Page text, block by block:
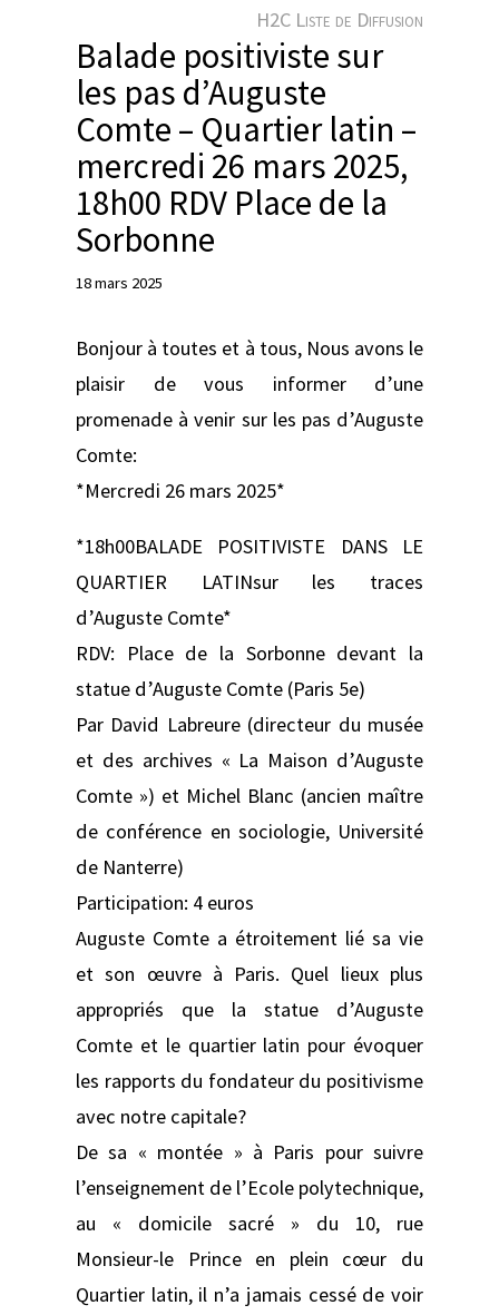
H2C Liste de Diffusion
Balade positiviste sur
les pas d’Auguste
Comte – Quartier latin –
mercredi 26 mars 2025,
18h00 RDV Place de la
Sorbonne
18 mars 2025
Bonjour à toutes et à tous, Nous avons le
plaisir de vous informer d’une
promenade à venir sur les pas d’Auguste
Comte:
*Mercredi 26 mars 2025*
*18h00BALADE POSITIVISTE DANS LE
QUARTIER LATINsur les traces
d’Auguste Comte*
RDV: Place de la Sorbonne devant la
statue d’Auguste Comte (Paris 5e)
Par David Labreure (directeur du musée
et des archives « La Maison d’Auguste
Comte ») et Michel Blanc (ancien maître
de conférence en sociologie, Université
de Nanterre)
Participation: 4 euros
Auguste Comte a étroitement lié sa vie
et son œuvre à Paris. Quel lieux plus
appropriés que la statue d’Auguste
Comte et le quartier latin pour évoquer
les rapports du fondateur du positivisme
avec notre capitale?
De sa « montée » à Paris pour suivre
l’enseignement de l’Ecole polytechnique,
au « domicile sacré » du 10, rue
Monsieur-le Prince en plein cœur du
Quartier latin, il n’a jamais cessé de voir